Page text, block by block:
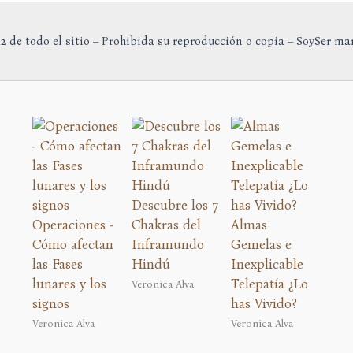
de todo el sitio – Prohibida su reproducción o copia – SoySer
Operaciones -
Cómo afectan
las Fases
lunares y los
signos
Veronica Alva
Descubre los 7
Chakras del
Inframundo
Hindú
Veronica Alva
Almas
Gemelas e
Inexplicable
Telepatía ¿Lo
has Vivido?
Veronica Alva